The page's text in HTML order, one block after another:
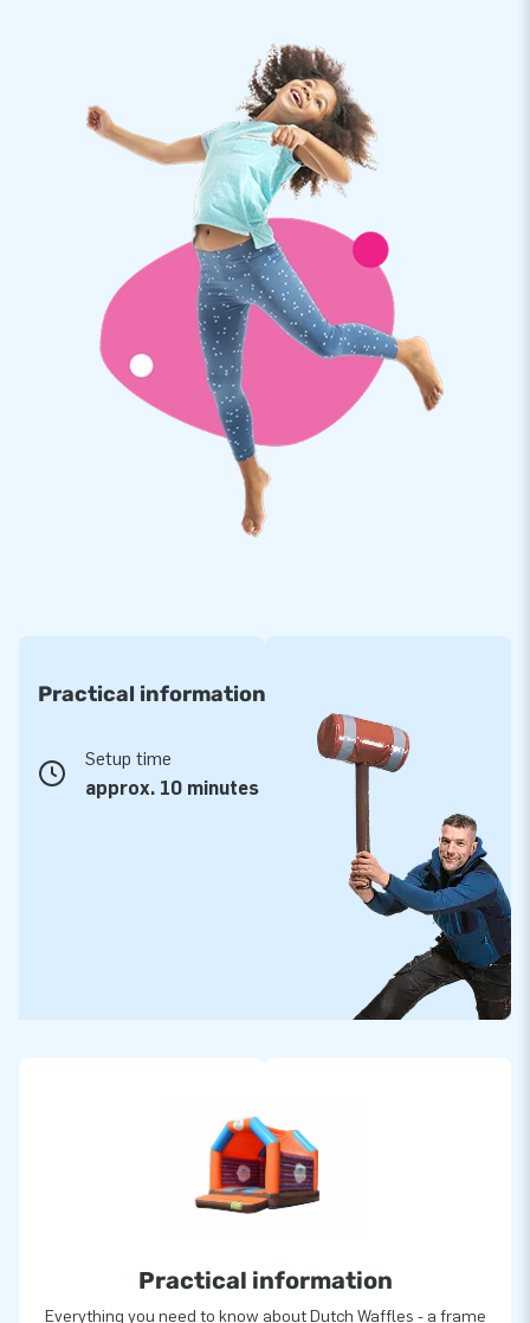
Practical information
Setup time
approx. 10 minutes
Practical information
Everything you need to know about Dutch Waffles - a frame